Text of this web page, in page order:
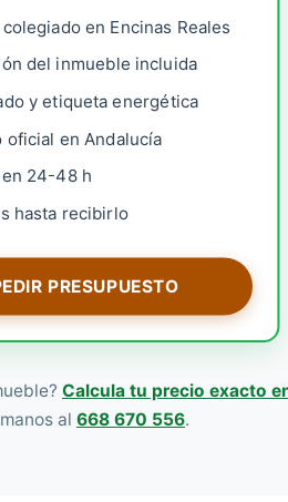
en Encinas Reales
del inmueble incluida
y etiqueta energética
oficial en Andalucía
24-48 h
hasta recibirlo
PRESUPUESTO
Calcula tu precio exacto
al 668 670 556.